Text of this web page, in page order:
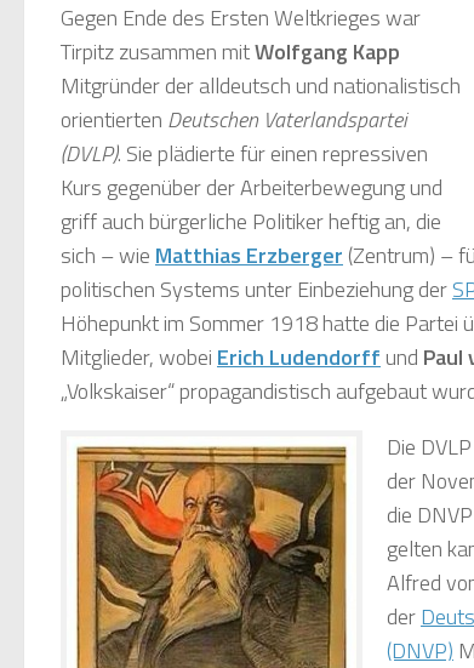
Gegen Ende des Ersten Weltkrieges war
Tirpitz zusammen mitWolfgang Kapp
Mitgründer der alldeutsch und nationalistisch
orientierten Deutschen Vaterlandspartei
(DVLP). Sie plädierte für einen repressiven
Kurs gegenüber der Arbeiterbewegung und
griff auch bürgerliche Politiker heftig an, die
sich – wie Matthias Erzberger (Zentrum) –
politischen Systems unter Einbeziehung der
Höhepunkt im Sommer 1918 hatte die Partei
Mitglieder, wobei Erich Ludendorff und Paul
„Volkskaiser“ propagandistisch aufgebaut
Die
der
die
gelten
Alfred
der
(DNVP)